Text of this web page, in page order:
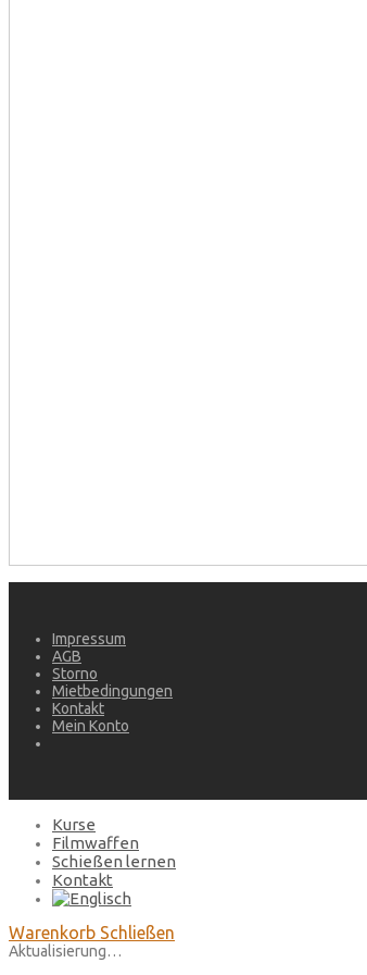
Impressum
AGB
Storno
Mietbedingungen
Kontakt
Mein Konto
Kurse
Filmwaffen
Schießen lernen
Kontakt
Warenkorb Schließen
Aktualisierung…